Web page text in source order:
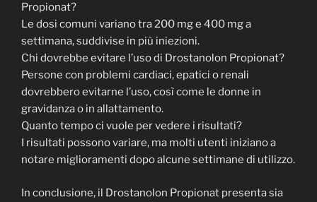
Propionat?
Le dosi comuni variano tra 200 mg e 400 mg a
settimana, suddivise in più iniezioni.
Chi dovrebbe evitare l’uso di Drostanolon Propionat?
Persone con problemi cardiaci, epatici o renali
dovrebbero evitarne l’uso, così come le donne in
gravidanza o in allattamento.
Quanto tempo ci vuole per vedere i risultati?
I risultati possono variare, ma molti utenti iniziano a
notare miglioramenti dopo alcune settimane di utilizzo.
In conclusione, il Drostanolon Propionat presenta sia